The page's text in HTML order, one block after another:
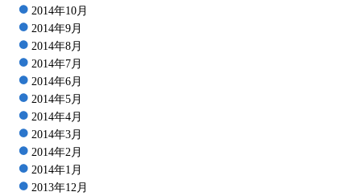
2014年10月
2014年9月
2014年8月
2014年7月
2014年6月
2014年5月
2014年4月
2014年3月
2014年2月
2014年1月
2013年12月